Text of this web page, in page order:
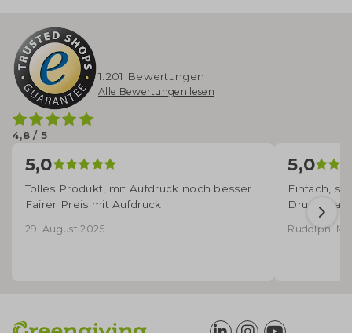
4,8 / 5
1.201 Bewertungen
Alle Bewertungen lesen
5,0
Tolles Produkt, mit Aufdruck noch besser.
Fairer Preis mit Aufdruck.
29. August 2025
5,0
Einfach,
Rudolph,